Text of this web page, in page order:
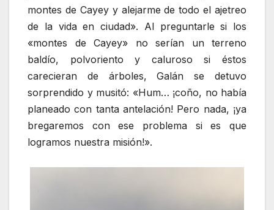
montes de Cayey y alejarme de todo el ajetreo
de la vida en ciudad». Al preguntarle si los
«montes de Cayey» no serían un terreno
baldío, polvoriento y caluroso si éstos
carecieran de árboles, Galán se detuvo
sorprendido y musitó: «Hum… ¡coño, no había
planeado con tanta antelación! Pero nada, ¡ya
bregaremos con ese problema si es que
logramos nuestra misión!».